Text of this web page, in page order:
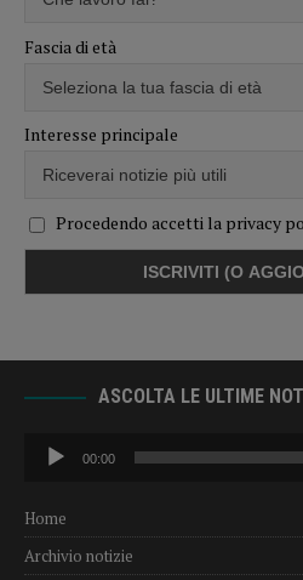
Fascia di età
Interesse principale
Procedendo accetti la privacy
ASCOLTA LE ULTIME
Audio
Player
00:00
Home
Archivio notizie